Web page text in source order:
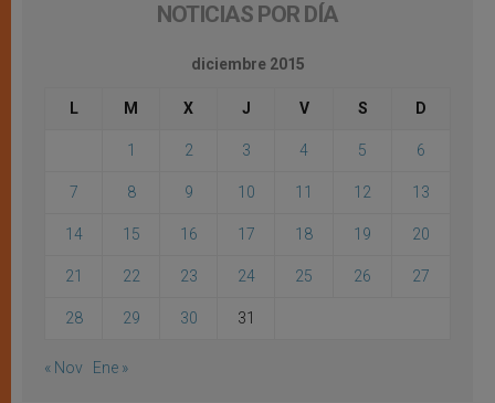
NOTICIAS POR DÍA
diciembre 2015
L M X J V S D
1 2 3 4 5 6
7 8 9 10 11 12 13
14 15 16 17 18 19 20
21 22 23 24 25 26 27
28 29 30 31
« Nov Ene »